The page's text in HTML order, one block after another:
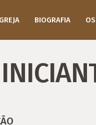
BIOGRAFIA